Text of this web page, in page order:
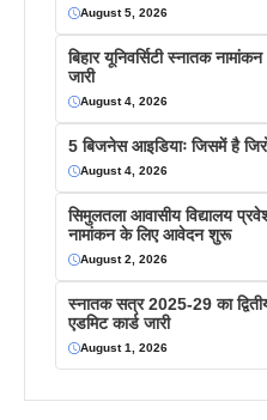
August 5, 2026
बिहार यूनिवर्सिटी स्नातक
जारी
August 4, 2026
5 बिजनेस आइडियाः जिसमें है
August 4, 2026
सिमुलतला आवासीय विद्यालय
नामांकन के लिए आवेदन शुरू
August 2, 2026
स्नातक सत्र 2025-29 का
एडमिट कार्ड जारी
August 1, 2026